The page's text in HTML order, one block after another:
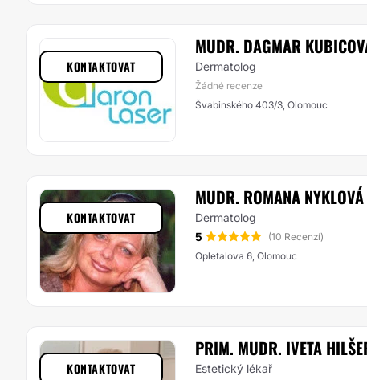
MUDR. DAGMAR
Dermatolog
Žádné recenze
Švabinského 403/3, Olomouc
KONTAKTOVAT
MUDR. ROMANA
Dermatolog
5
(10 Recenzí)
Opletalova 6, Olomouc
KONTAKTOVAT
PRIM. MUDR. IVETA
Estetický lékař
KONTAKTOVAT